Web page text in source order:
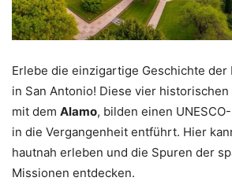
Erlebe die einzigartige Geschichte der
in San Antonio! Diese vier
mit dem Alamo, bilden einen
in die Vergangenheit entführt. Hier
hautnah erleben und die Spuren der
Missionen entdecken.